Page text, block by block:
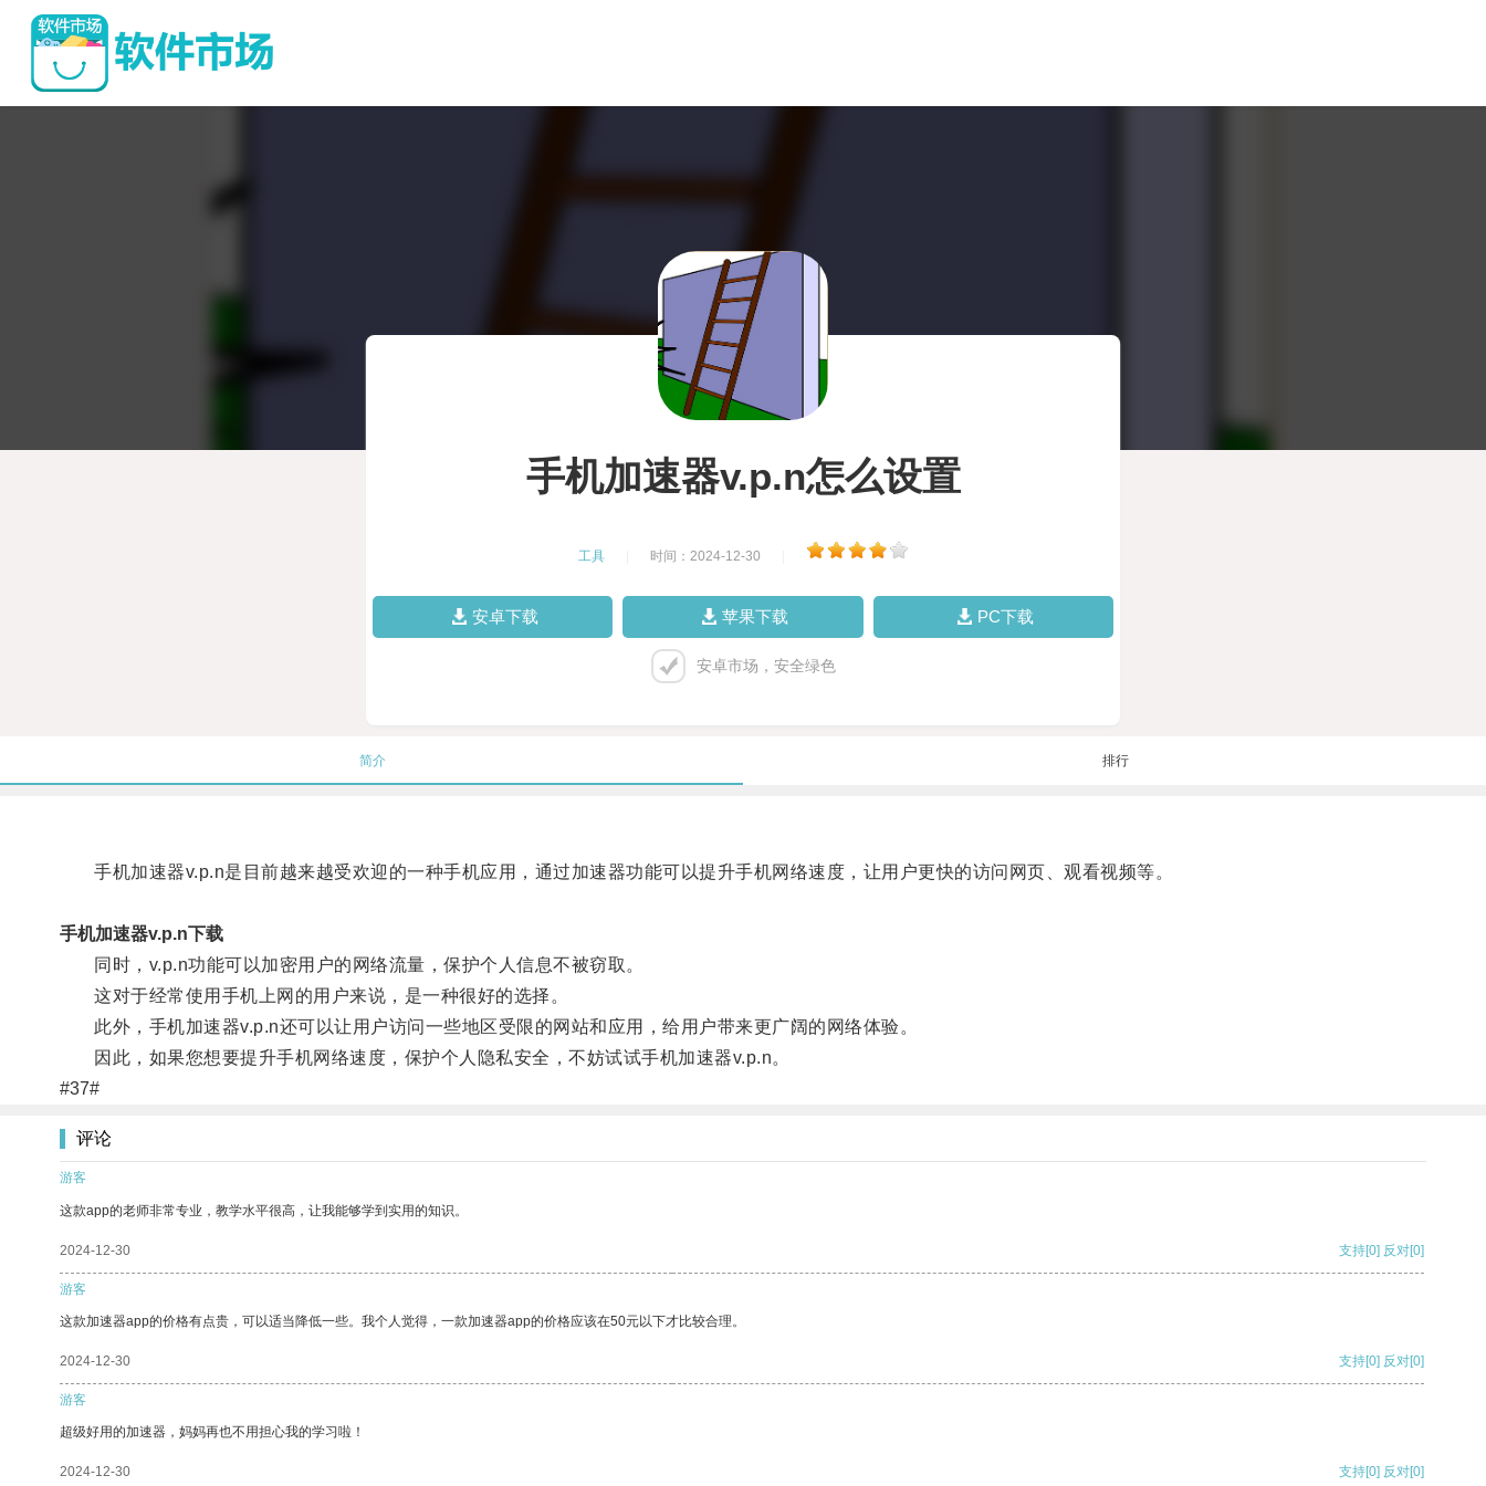
手机加速器v.p.n怎么设置
工具 时间：2024-12-30
安卓下载 苹果下载 PC下载
安卓市场，安全绿色
简介 排行
手机加速器v.p.n是目前越来越受欢迎的一种手机应用，通过加速器功能可以提升手机网络速度，让用户更快的访问网页、观看视频等。
手机加速器v.p.n下载
同时，v.p.n功能可以加密用户的网络流量，保护个人信息不被窃取。
这对于经常使用手机上网的用户来说，是一种很好的选择。
此外，手机加速器v.p.n还可以让用户访问一些地区受限的网站和应用，给用户带来更广阔的网络体验。
因此，如果您想要提升手机网络速度，保护个人隐私安全，不妨试试手机加速器v.p.n。
#37#
评论
游客
这款app的老师非常专业，教学水平很高，让我能够学到实用的知识。
2024-12-30 支持[0] 反对[0]
游客
这款加速器app的价格有点贵，可以适当降低一些。我个人觉得，一款加速器app的价格应该在50元以下才比较合理。
2024-12-30 支持[0] 反对[0]
游客
超级好用的加速器，妈妈再也不用担心我的学习啦！
2024-12-30 支持[0] 反对[0]